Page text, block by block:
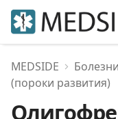
MEDSIDE Болезни
(пороки развития)